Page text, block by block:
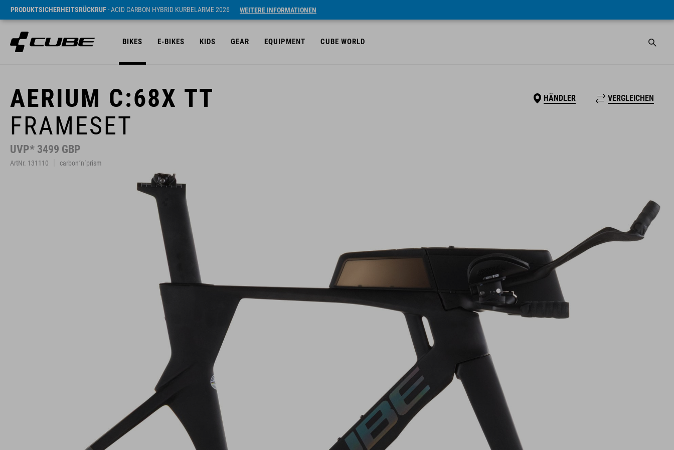
PRODUKTSICHERHEITSRÜCKRUF- ACID CARBON HYBRID KURBELARME 2026 WEITERE INFORMATIONEN
BIKES E-BIKES KIDS GEAR EQUIPMENT CUBE WORLD
AERIUM C:68X TT
FRAMESET
UVP* 3499 GBP
ArtNr. 131110 carbon´n´prism
HÄNDLER VERGLEICHEN